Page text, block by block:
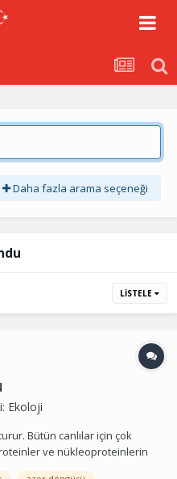
Daha fazla arama seçeneği
LISTELE
Ekoloji
Bütün canlılar için çok
ve nükleoproteinlerin
ya da yüksek bitkilerce